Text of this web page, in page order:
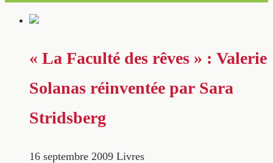
« La Faculté des rêves » : Valerie
Solanas réinventée par Sara
Stridsberg
16 septembre 2009 Livres